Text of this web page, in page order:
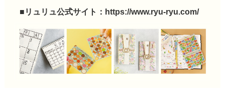
■リュリュ公式サイト： https://www.ryu-ryu.com/